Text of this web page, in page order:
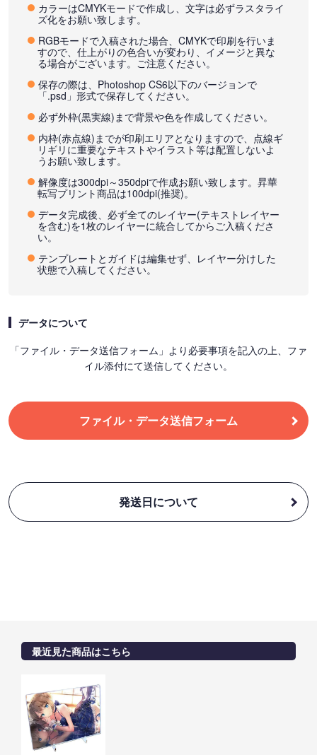
カラーはCMYKモードで作成し、文字は必ずラスタライ
ズ化をお願い致します。
RGBモードで入稿された場合、CMYKで印刷を行いま
すので、仕上がりの色合いが変わり、イメージと異な
る場合がございます。ご注意ください。
保存の際は、Photoshop CS6以下のバージョンで
「.psd」形式で保存してください。
必ず外枠(黒実線)まで背景や色を作成してください。
内枠(赤点線)までが印刷エリアとなりますので、点線ギ
リギリに重要なテキストやイラスト等は配置しないよ
うお願い致します。
解像度は300dpi～350dpiで作成お願い致します。昇華
転写プリント商品は100dpi(推奨)。
データ完成後、必ず全てのレイヤー(テキストレイヤー
を含む)を1枚のレイヤーに統合してからご入稿くださ
い。
テンプレートとガイドは編集せず、レイヤー分けした
状態で入稿してください。
データについて
「ファイル・データ送信フォーム」より必要事項を記入の上、ファ
イル添付にて送信してください。
ファイル・データ送信フォーム
発送日について
最近見た商品はこちら